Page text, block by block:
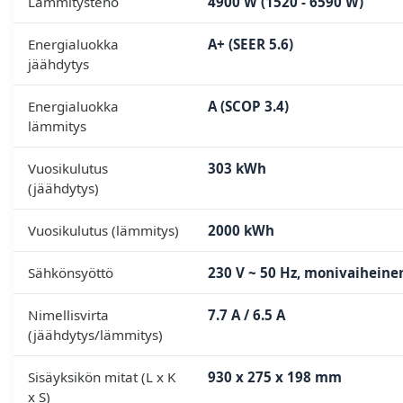
Energialuokka
jäähdytys
A+ (SEER 5.6)
Energialuokka
lämmitys
A (SCOP 3.4)
Vuosikulutus
(jäähdytys)
303 kWh
Vuosikulutus (lämmitys) 2000 kWh
Sähkönsyöttö 230 V ~ 50 Hz,
Nimellisvirta
(jäähdytys/lämmitys)
7.7 A / 6.5 A
Sisäyksikön mitat (L x K
x S)
930 x 275 x 198 mm